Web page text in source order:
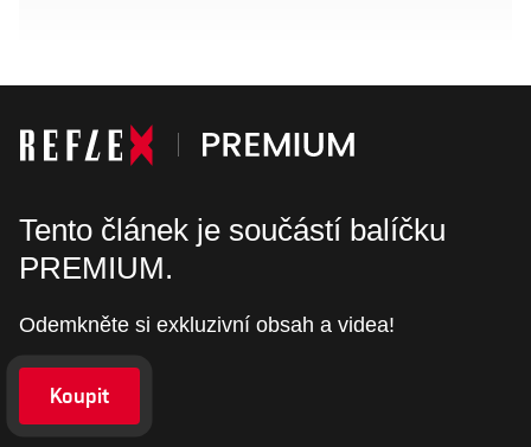
Tento článek je součástí balíčku
PREMIUM.
Odemkněte si exkluzivní obsah a videa!
Koupit